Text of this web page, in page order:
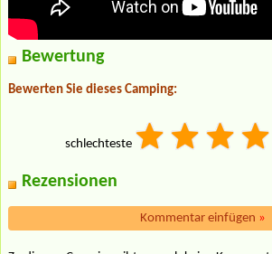
Bewertung
Bewerten Sie dieses Camping:
schlechteste
Rezensionen
Kommentar einfügen »